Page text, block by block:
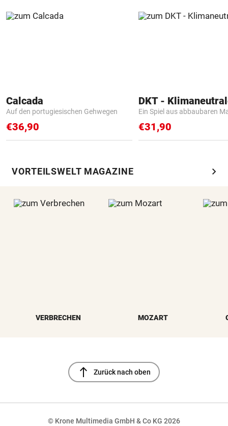
Calcada
Auf den portugiesischen Gehwegen
€36,90
Ein Spiel aus abbaubaren
€31,90
VORTEILSWELT MAGAZINE chevron_right
VERBRECHEN MOZART
north Zurück nach oben
© Krone Multimedia GmbH & Co KG 2026